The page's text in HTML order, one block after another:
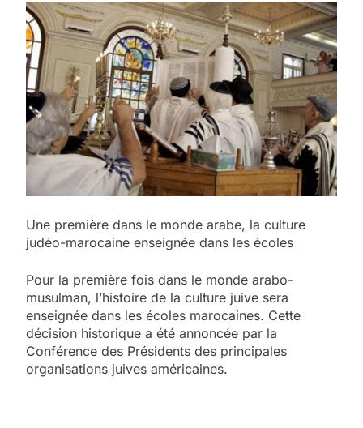
Une première dans le monde arabe, la culture
judéo-marocaine enseignée dans les écoles
Pour la première fois dans le monde arabo-
musulman, l’histoire de la culture juive sera
enseignée dans les écoles marocaines. Cette
décision historique a été annoncée par la
Conférence des Présidents des principales
organisations juives américaines.